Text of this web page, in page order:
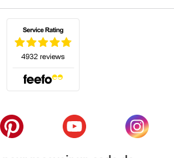
un nouvel onglet)
(s'ouvre dans un nouvel onglet)
(s'ouvre dans un(s'ouvre